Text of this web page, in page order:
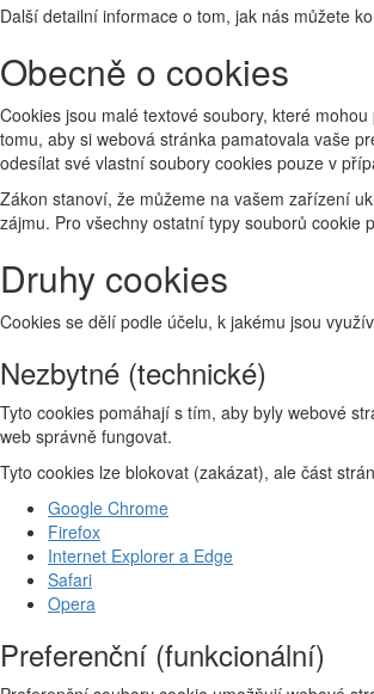
Další detailní informace o tom, jak nás můžete
Obecně o cookies
Cookies jsou malé textové soubory, které
tomu, aby si webová stránka pamatovala vaše
odesílat své vlastní soubory cookies pouze v
Zákon stanoví, že můžeme na vašem zařízení
zájmu. Pro všechny ostatní typy souborů cookie
Druhy cookies
Cookies se dělí podle účelu, k jakému jsou
Nezbytné (technické)
Tyto cookies pomáhají s tím, aby byly webové
web správně fungovat.
Tyto cookies lze blokovat (zakázat), ale část
Google Chrome
Firefox
Internet Explorer a Edge
Safari
Opera
Preferenční (funkcionální)